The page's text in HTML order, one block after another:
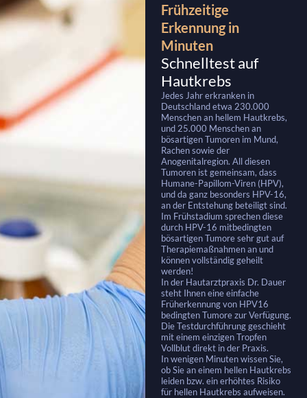
Frühzeitige
Erkennung in
Minuten
Schnelltest auf
Hautkrebs
Jedes Jahr erkranken in
Deutschland etwa 230.000
Menschen an hellem Hautkrebs,
und 25.000 Menschen an
bösartigen Tumoren im Mund,
Rachen sowie der
Anogenitalregion. All diesen
Tumoren ist gemeinsam, dass
Humane-Papillom-Viren (HPV),
und da ganz besonders HPV-16,
an der Entstehung beteiligt sind.
Im Frühstadium sprechen diese
durch HPV-16 mitbedingten
bösartigen Tumore sehr gut auf
Therapiemaßnahmen an und
können vollständig geheilt
werden!
In der Hautarztpraxis Dr. Dauer
steht Ihnen eine einfache
Früherkennung von HPV16
bedingten Tumore zur Verfügung.
Die Testdurchführung geschieht
mit einem einzigen Tropfen
Vollblut direkt in der Praxis.
In wenigen Minuten wissen Sie,
ob Sie an einem hellen Hautkrebs
leiden bzw. ein erhöhtes Risiko
für hellen Hautkrebs aufweisen.